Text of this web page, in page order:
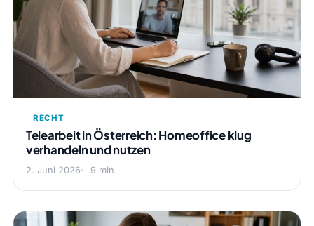
RECHT
Telearbeit in Österreich: Homeoffice klug
verhandeln und nutzen
2. Juni 2026 9 min